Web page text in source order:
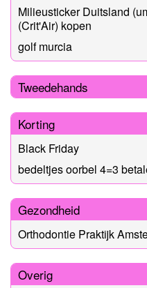
Milieusticker Duitsland
(Crit'Air) kopen
golf murcia
Tweedehands
Korting
Black Friday
bedeltjes oorbel 4=3
Gezondheid
Orthodontie Praktijk
Overig